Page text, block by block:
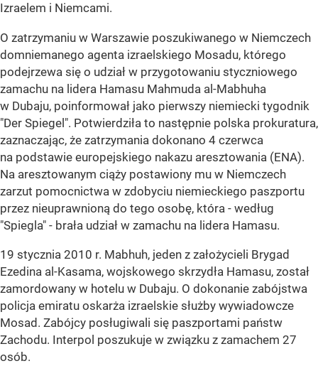
Izraelem i Niemcami.
O zatrzymaniu w Warszawie poszukiwanego w Niemczech
domniemanego agenta izraelskiego Mosadu, którego
podejrzewa się o udział w przygotowaniu styczniowego
zamachu na lidera Hamasu Mahmuda al-Mabhuha
w Dubaju, poinformował jako pierwszy niemiecki tygodnik
"Der Spiegel". Potwierdziła to następnie polska prokuratura,
zaznaczając, że zatrzymania dokonano 4 czerwca
na podstawie europejskiego nakazu aresztowania (ENA).
Na aresztowanym ciąży postawiony mu w Niemczech
zarzut pomocnictwa w zdobyciu niemieckiego paszportu
przez nieuprawnioną do tego osobę, która - według
"Spiegla" - brała udział w zamachu na lidera Hamasu.
19 stycznia 2010 r. Mabhuh, jeden z założycieli Brygad
Ezedina al-Kasama, wojskowego skrzydła Hamasu, został
zamordowany w hotelu w Dubaju. O dokonanie zabójstwa
policja emiratu oskarża izraelskie służby wywiadowcze
Mosad. Zabójcy posługiwali się paszportami państw
Zachodu. Interpol poszukuje w związku z zamachem 27
osób.